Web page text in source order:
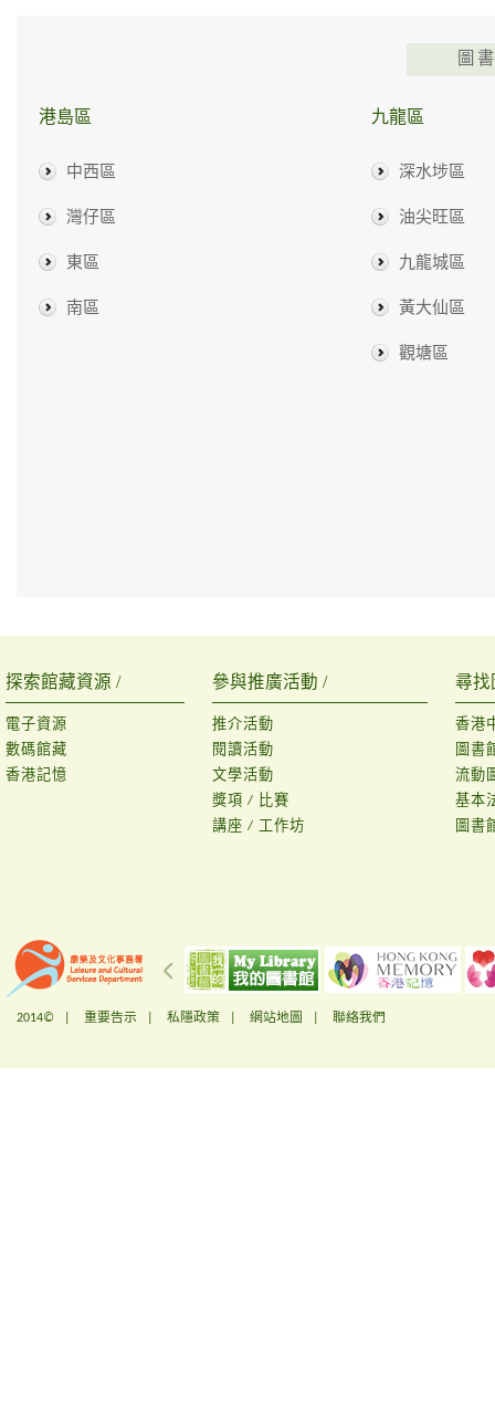
圖
港島區
中西區
灣仔區
東區
南區
九龍區
深水埗區
油尖旺區
九龍城區
黃大仙區
觀塘區
探索館藏資源 /
電子資源
數碼館藏
香港記憶
參與推廣活動 /
推介活動
閱讀活動
文學活動
獎項 / 比賽
講座 / 工作坊
尋找
香港
圖書
流動
基本
圖書
2014© | 重要告示 私隱政策 網站地圖 聯絡我們